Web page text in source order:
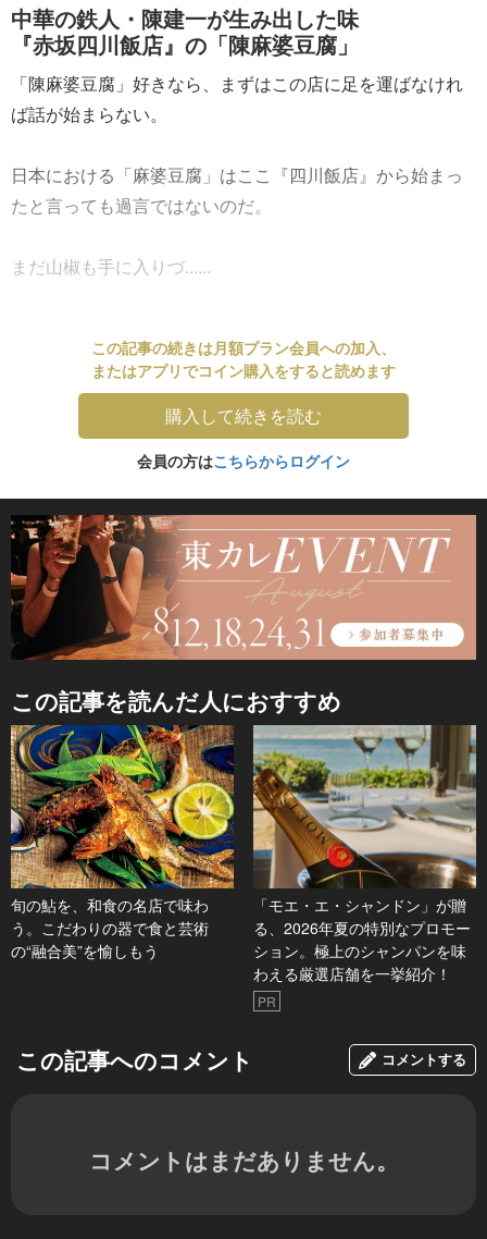
中華の鉄人・陳建一が生み出した味
『赤坂四川飯店』の「陳麻婆豆腐」
「陳麻婆豆腐」好きなら、まずはこの店に足を運ばなけれ
ば話が始まらない。
日本における「麻婆豆腐」はここ『四川飯店』から始まっ
たと言っても過言ではないのだ。
まだ山椒も手に入りづ......
この記事の続きは月額プラン会員への加入、
またはアプリでコイン購入をすると読めます
購入して続きを読む
会員の方はこちらからログイン
この記事を読んだ人におすすめ
旬の鮎を、和食の名店で味わ
う。こだわりの器で食と芸術
の“融合美”を愉しもう
「モエ・エ・シャンドン」が贈
る、2026年夏の特別なプロモー
ション。極上のシャンパンを味
わえる厳選店舗を一挙紹介！
PR
この記事へのコメント コメントする
コメントはまだありません。